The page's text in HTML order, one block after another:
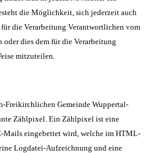
die Möglichkeit, sich jederzeit auch
die Verarbeitung Verantwortlichen vom
oder dies dem für die Verarbeitung
mitzuteilen.
Freikirchlichen Gemeinde Wuppertal-
Zählpixel. Ein Zählpixel ist eine
eingebettet wird, welche im HTML-
Logdatei-Aufzeichnung und eine